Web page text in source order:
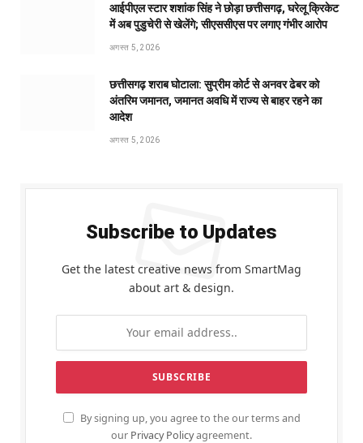
आईपीएल स्टार शशांक सिंह ने छोड़ा छत्तीसगढ़, घरेलू क्रिकेट
में अब पुडुचेरी से खेलेंगे; सीएससीएस पर लगाए गंभीर आरोप
अगस्त 5, 2026
छत्तीसगढ़ शराब घोटाला: सुप्रीम कोर्ट से अनवर ढेबर को
अंतरिम जमानत, जमानत अवधि में राज्य से बाहर रहने का
आदेश
अगस्त 5, 2026
Subscribe to Updates
Get the latest creative news from SmartMag
about art & design.
By signing up, you agree to the our terms and
our Privacy Policyagreement.